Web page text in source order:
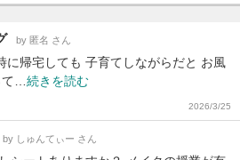
by 匿名 さん
に帰宅しても 子育てしながらだと お風
… 続きを読む
2026/3/25
by しゅんてぃー さん